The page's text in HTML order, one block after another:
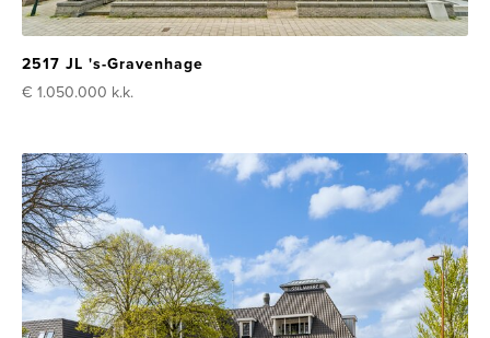
2517 JL 's-Gravenhage
€ 1.050.000 k.k.